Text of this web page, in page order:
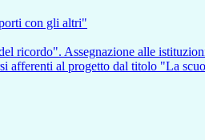
con gli altri"
ricordo". Assegnazione alle
al progetto dal titolo "La